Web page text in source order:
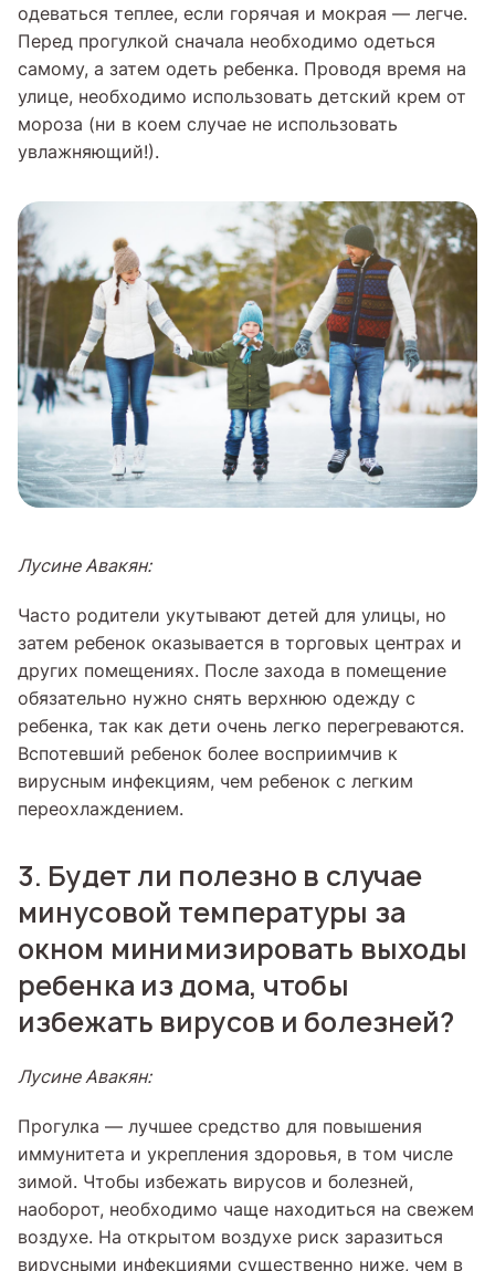
одеваться теплее, если горячая и мокрая — легче.
Перед прогулкой сначала необходимо одеться
самому, а затем одеть ребенка. Проводя время на
улице, необходимо использовать детский крем от
мороза (ни в коем случае не использовать
увлажняющий!).
Лусине Авакян:
Часто родители укутывают детей для улицы, но
затем ребенок оказывается в торговых центрах и
других помещениях. После захода в помещение
обязательно нужно снять верхнюю одежду с
ребенка, так как дети очень легко перегреваются.
Вспотевший ребенок более восприимчив к
вирусным инфекциям, чем ребенок с легким
переохлаждением.
3. Будет ли полезно в случае
минусовой температуры за
окном минимизировать выходы
ребенка из дома, чтобы
избежать вирусов и болезней?
Лусине Авакян:
Прогулка — лучшее средство для повышения
иммунитета и укрепления здоровья, в том числе
зимой. Чтобы избежать вирусов и болезней,
наоборот, необходимо чаще находиться на свежем
воздухе. На открытом воздухе риск заразиться
вирусными инфекциями существенно ниже, чем в